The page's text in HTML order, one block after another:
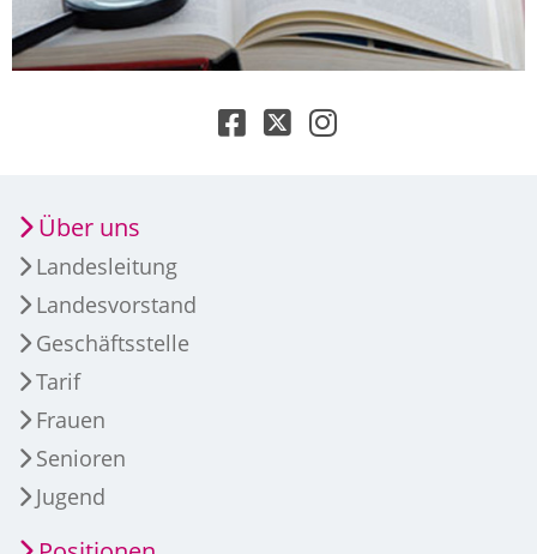
Über uns
Landesleitung
Landesvorstand
Geschäftsstelle
Tarif
Frauen
Senioren
Jugend